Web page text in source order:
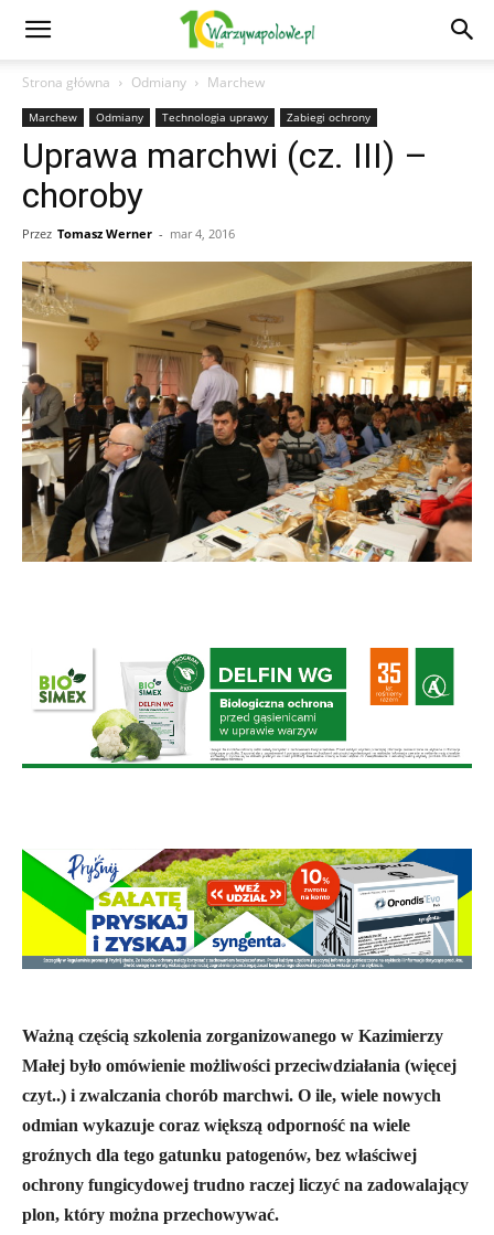
Strona główna Odmiany Marchew
Marchew Odmiany Technologia uprawy Zabiegi ochrony
Uprawa marchwi (cz. III) –
choroby
Przez Tomasz Werner - mar 4, 2016
Ważną częścią szkolenia zorganizowanego w Kazimierzy
Małej było omówienie możliwości przeciwdziałania (więcej
czyt..) i zwalczania chorób marchwi. O ile, wiele nowych
odmian wykazuje coraz większą odporność na wiele
groźnych dla tego gatunku patogenów, bez właściwej
ochrony fungicydowej trudno raczej liczyć na zadowalający
plon, który można przechowywać.